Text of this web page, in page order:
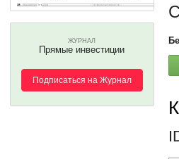
ЖУРНАЛ
Прямые инвестиции
Подписаться на Журнал